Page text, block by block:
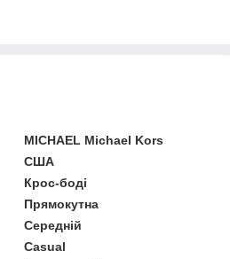
MICHAEL Michael Kors
США
Крос-боді
Прямокутна
Середній
Casual